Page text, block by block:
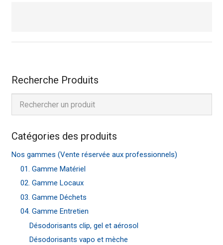
Recherche Produits
Catégories des produits
Nos gammes (Vente réservée aux professionnels)
01. Gamme Matériel
02. Gamme Locaux
03. Gamme Déchets
04. Gamme Entretien
Désodorisants clip, gel et aérosol
Désodorisants vapo et mèche